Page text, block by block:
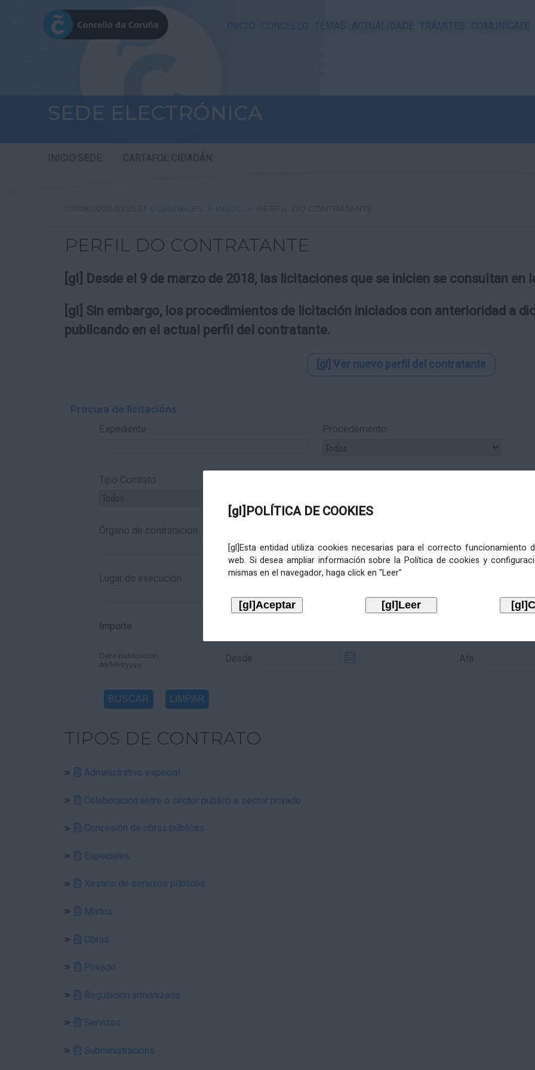
INICIO CONCELLO TEMAS ACTUALIDADE TRÁMITES COMUNÍCATE
SEDE ELECTRÓNICA
INICIO SEDE CARTAFOL CIDADÁN
[gl]POLÍTICA DE COOKIES
[gl]Esta entidad utiliza cookies necesarias para el correcto funcionamiento
web. Si desea ampliar información sobre la Política de cookies y
mismas en el navegador, haga click en "Leer"
07/08/2026 03:25:33 CORUNA.ES > INICIO > PERFIL DO CONTRATANTE
PERFIL DO CONTRATANTE
[gl] Desde el 9 de marzo de 2018, las licitaciones que se inicien se consultan en
[gl] Sin embargo, los procedimientos de licitación iniciados con anterioridad a
publicando en el actual perfil del contratante.
[gl] Ver nuevo perfil del contratante
Procura de licitacións
Expediente Procedemento
Tipo Contrato
Órgano de contratación
Lugar de execución
Importe :
Data publicación:
dd/MM/yyyy
Desde Ata
TIPOS DE CONTRATO
Administrativo especial
Colaboración entre o sector público e sector privado
Concesión de obras públicas
Especiales
Xestión de servizos públicos
Mixtos
Obras
Privado
Regulación armonizada
Servizos
Subministracións